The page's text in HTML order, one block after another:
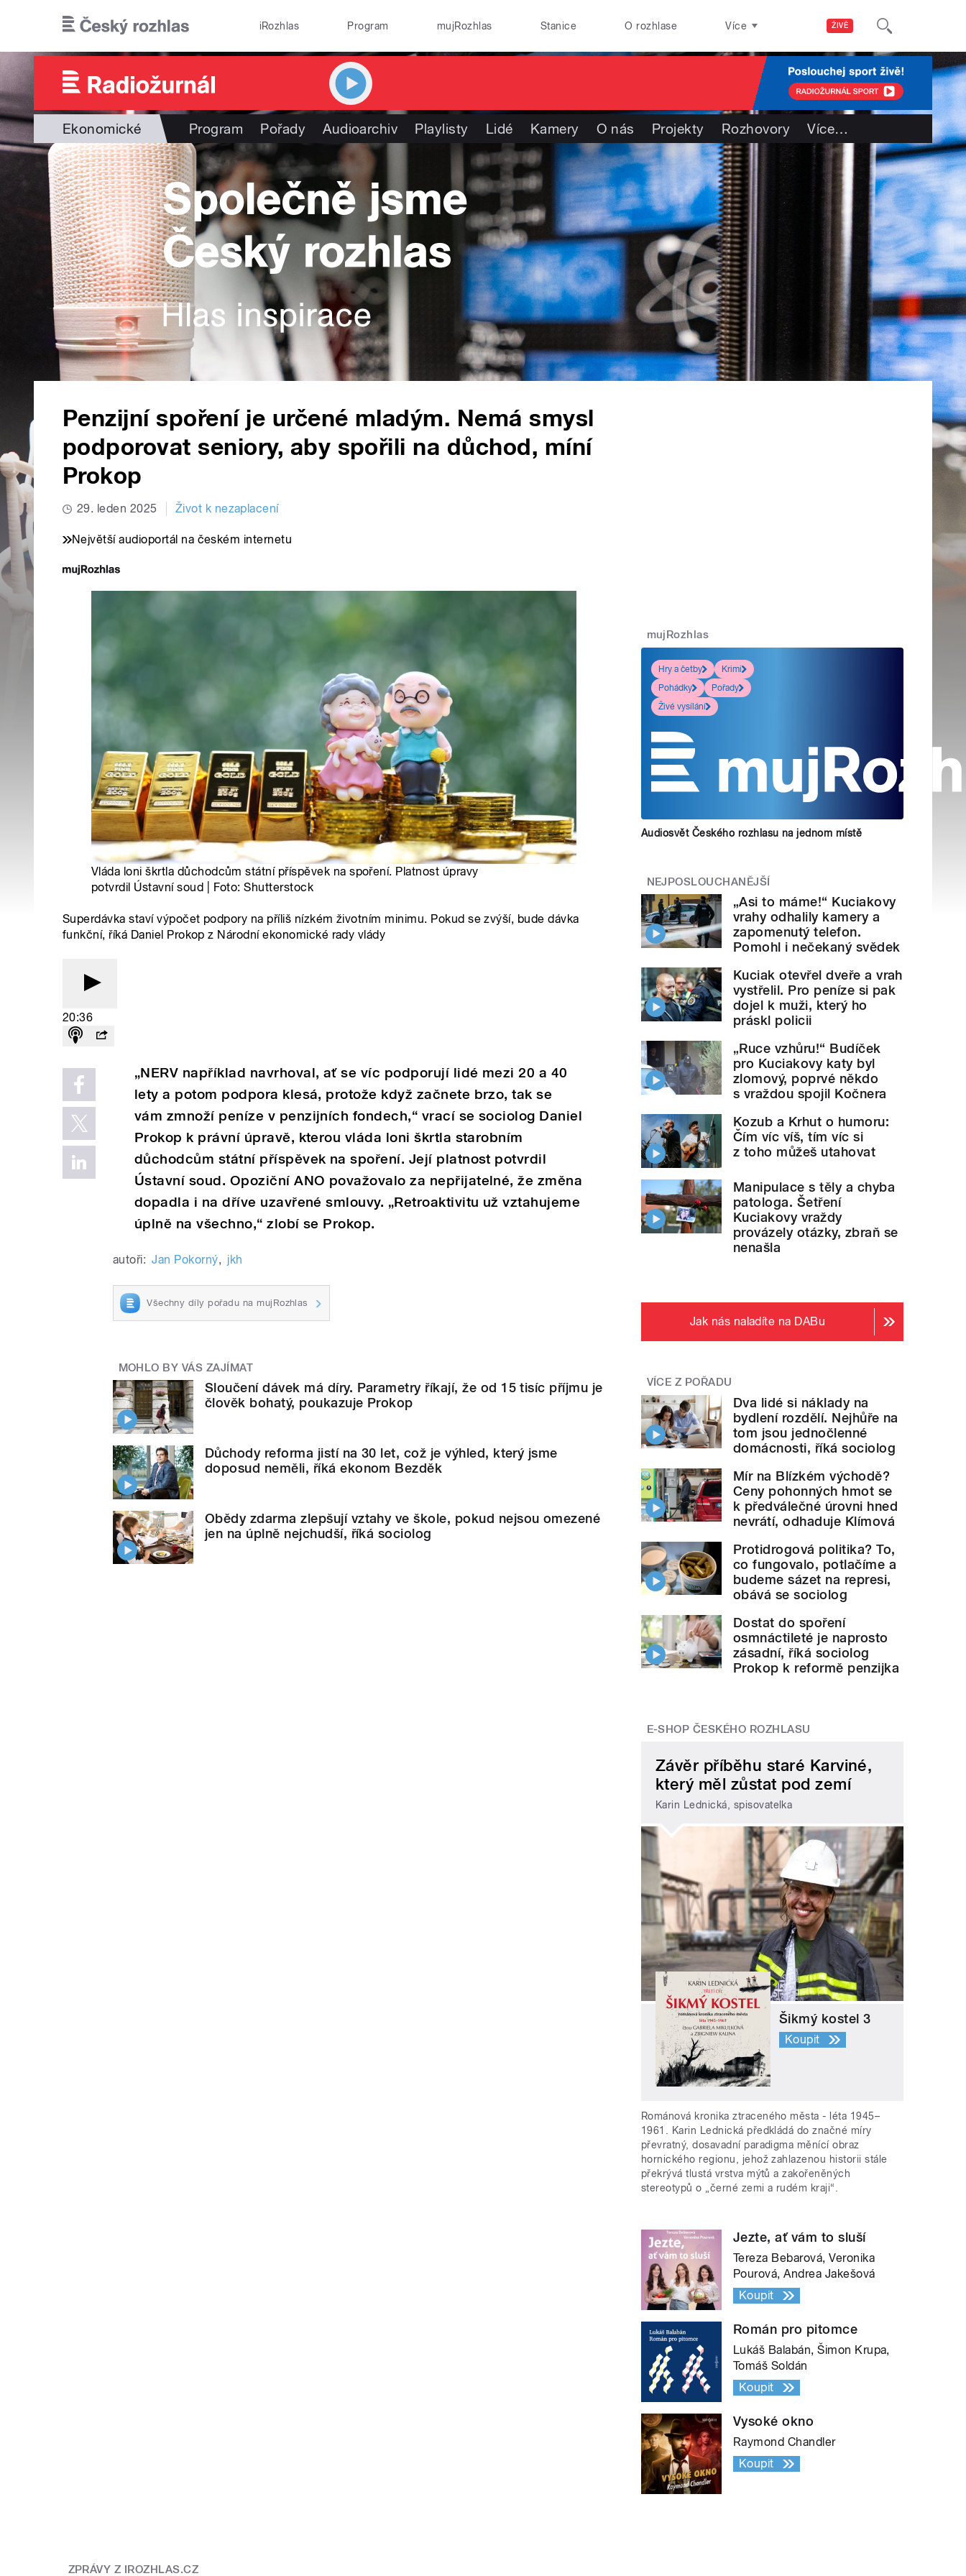
ŽIVĚ
iRozhlas Program mujRozhlas Stanice O rozhlase Více
Ekonomické Program Pořady Audioarchiv Playlisty Lidé Kamery O nás Projekty Rozhovory Více…
Penzijní spoření je určené mladým. Nemá smysl
podporovat seniory, aby spořili na důchod, míní
Prokop
29. leden 2025 Život k nezaplacení
Největší audioportál na českém internetu
Vláda loni škrtla důchodcům státní příspěvek na spoření. Platnost úpravy
potvrdil Ústavní soud | Foto: Shutterstock
Superdávka staví výpočet podpory na příliš nízkém životním minimu. Pokud se zvýší, bude dávka
funkční, říká Daniel Prokop z Národní ekonomické rady vlády
20:36
„NERV například navrhoval, ať se víc podporují lidé mezi 20 a 40
lety a potom podpora klesá, protože když začnete brzo, tak se
vám zmnoží peníze v penzijních fondech,“ vrací se sociolog Daniel
Prokop k právní úpravě, kterou vláda loni škrtla starobním
důchodcům státní příspěvek na spoření. Její platnost potvrdil
Ústavní soud. Opoziční ANO považovalo za nepřijatelné, že změna
dopadla i na dříve uzavřené smlouvy. „Retroaktivitu už vztahujeme
úplně na všechno,“ zlobí se Prokop.
autoři: Jan Pokorný, jkh
Všechny díly pořadu na mujRozhlas
MOHLO BY VÁS ZAJÍMAT
Sloučení dávek má díry. Parametry říkají, že od 15 tisíc příjmu je
člověk bohatý, poukazuje Prokop
Důchody reforma jistí na 30 let, což je výhled, který jsme
doposud neměli, říká ekonom Bezděk
Obědy zdarma zlepšují vztahy ve škole, pokud nejsou omezené
jen na úplně nejchudší, říká sociolog
mujRozhlas
Hry a četby
Krimi
Pohádky
Pořady
Živé vysílání
Audiosvět Českého rozhlasu na jednom místě
NEJPOSLOUCHANĚJŠÍ
„Asi to máme!“ Kuciakovy
vrahy odhalily kamery a
zapomenutý telefon.
Pomohl i nečekaný svědek
Kuciak otevřel dveře a vrah
vystřelil. Pro peníze si pak
dojel k muži, který ho
práskl policii
„Ruce vzhůru!“ Budíček
pro Kuciakovy katy byl
zlomový, poprvé někdo
s vraždou spojil Kočnera
Kozub a Krhut o humoru:
Čím víc víš, tím víc si
z toho můžeš utahovat
Manipulace s těly a chyba
patologa. Šetření
Kuciakovy vraždy
provázely otázky, zbraň se
nenašla
Jak nás naladíte na DABu
VÍCE Z POŘADU
Dva lidé si náklady na
bydlení rozdělí. Nejhůře na
tom jsou jednočlenné
domácnosti, říká sociolog
Mír na Blízkém východě?
Ceny pohonných hmot se
k předválečné úrovni hned
nevrátí, odhaduje Klímová
Protidrogová politika? To,
co fungovalo, potlačíme a
budeme sázet na represi,
obává se sociolog
Dostat do spoření
osmnáctileté je naprosto
zásadní, říká sociolog
Prokop k reformě penzijka
E-SHOP ČESKÉHO ROZHLASU
Závěr příběhu staré Karviné,
který měl zůstat pod zemí
Karin Lednická, spisovatelka
Šikmý kostel 3
Koupit
Románová kronika ztraceného města - léta 1945–
1961. Karin Lednická předkládá do značné míry
převratný, dosavadní paradigma měnící obraz
hornického regionu, jehož zahlazenou historii stále
překrývá tlustá vrstva mýtů a zakořeněných
stereotypů o „černé zemi a rudém kraji“.
Jezte, ať vám to sluší
Tereza Bebarová, Veronika
Pourová, Andrea Jakešová
Koupit
Román pro pitomce
Lukáš Balabán, Šimon Krupa,
Tomáš Soldán
Koupit
Vysoké okno
Raymond Chandler
Koupit
ZPRÁVY Z IROZHLAS.CZ